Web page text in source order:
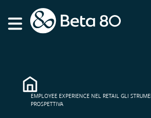
EMPLOYEE EXPERIENCE NEL RETAIL GLI
PROSPETTIVA